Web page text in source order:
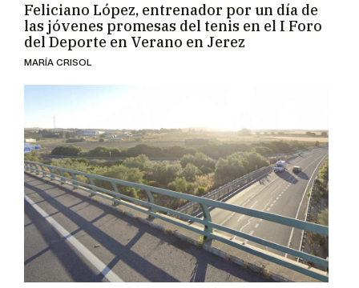
Feliciano López, entrenador por un día de
las jóvenes promesas del tenis en el I Foro
del Deporte en Verano en Jerez
MARÍA CRISOL